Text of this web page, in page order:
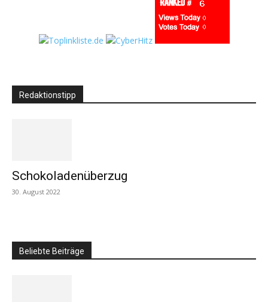
Redaktionstipp
Schokoladenüberzug
30. August 2022
Beliebte Beiträge